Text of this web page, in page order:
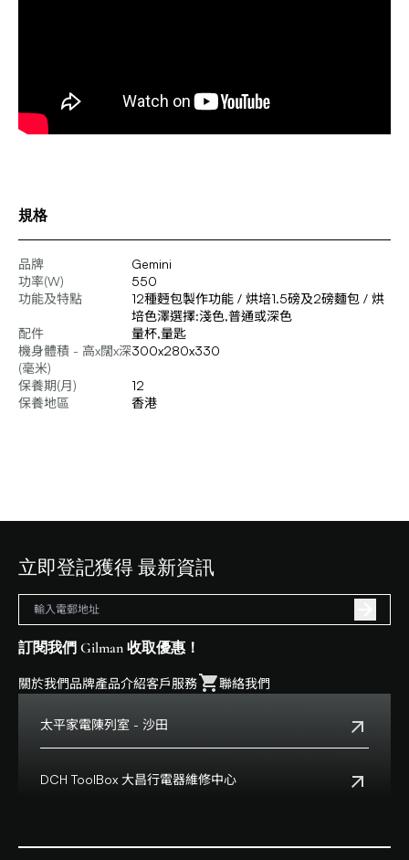
規格
品牌
Gemini
功率(W)
550
功能及特點
12種麪包製作功能 / 烘培1.5磅及2磅麵包 / 烘
培色澤選擇:淺色,普通或深色
配件
量杯,量匙
機身體積 - 高x闊x深
(毫米)
300x280x330
保養期(月)
12
保養地區
香港
立即登記獲得 最新資訊
訂閱我們 Gilman 收取優惠！
關於我們品牌產品介紹客戶服務 聯絡我們
太平家電陳列室 - 沙田
地址:
沙田鄉事會路138號HomeSquare 357-358舖
DCH ToolBox 大昌行電器維修中心
地址:
香港九龍灣啓祥道20號大昌行集團大廈4樓